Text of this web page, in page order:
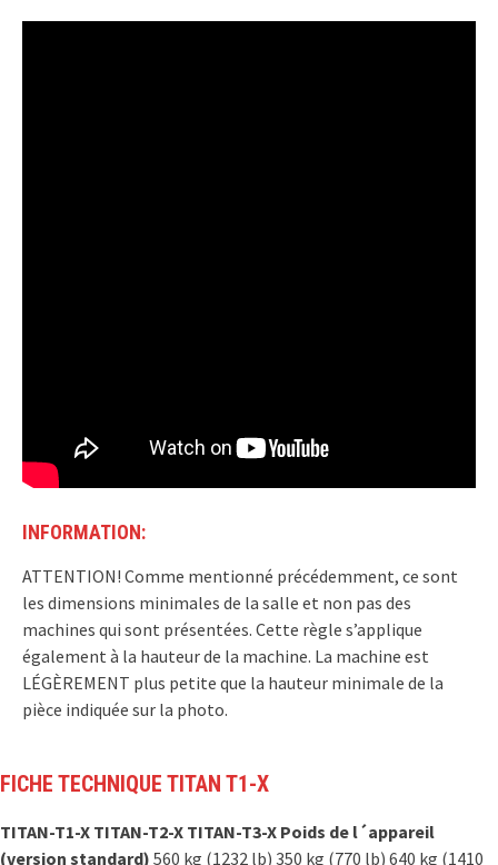
INFORMATION:
ATTENTION! Comme mentionné précédemment, ce sont
les dimensions minimales de la salle et non pas des
machines qui sont présentées. Cette règle s’applique
également à la hauteur de la machine. La machine est
LÉGÈREMENT plus petite que la hauteur minimale de la
pièce indiquée sur la photo.
FICHE TECHNIQUE TITAN T1-X
TITAN-T1-X TITAN-T2-X TITAN-T3-X Poids de l´appareil
(version standard) 560 kg (1232 lb) 350 kg (770 lb) 640 kg (1410